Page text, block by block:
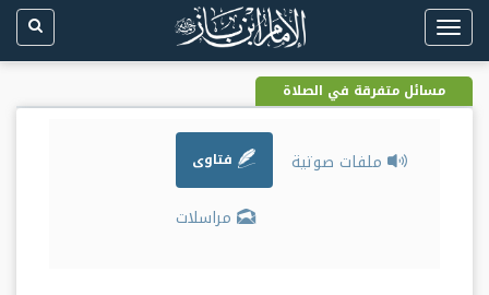
Toggle
navigation
مسائل متفرقة في الصلاة
ملفات صوتية فتاوى
مراسلات